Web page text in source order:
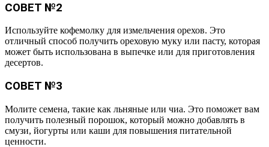
СОВЕТ №2
Используйте кофемолку для измельчения орехов. Это
отличный способ получить ореховую муку или пасту, которая
может быть использована в выпечке или для приготовления
десертов.
СОВЕТ №3
Молите семена, такие как льняные или чиа. Это поможет вам
получить полезный порошок, который можно добавлять в
смузи, йогурты или каши для повышения питательной
ценности.